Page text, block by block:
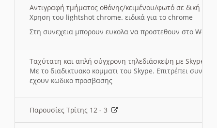
Αντιγραφή τμήματος οθόνης/κειμένου/φωτό σε δική
Χρηση του lightshot chrome. ειδικά για το chrome
Στη συνεχεια μπορουν ευκολα να προστεθουν στο Word
Ταχύτατη και απλή σύγχρονη τηλεδιάσκεψη με Skype
Με το διαδικτυακο κομματι του Skype. Επιτρέπει
εχουν κωδικο προσβασης
Παρουσίες Τρίτης 12 - 3